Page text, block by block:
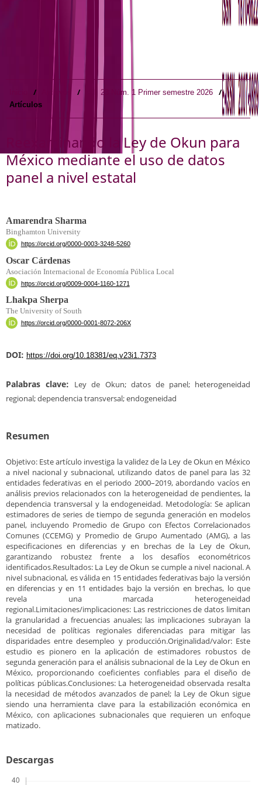
/ Archivos / Vol. 23 Núm. 1 Primer semestre 2026 /
Artículos
Reexaminando la Ley de Okun para
México mediante el uso de datos
panel a nivel estatal
Amarendra Sharma
Binghamton University
https://orcid.org/0000-0003-3248-5260
Oscar Cárdenas
Asociación Internacional de Economía Pública Local
https://orcid.org/0009-0004-1160-1271
Lhakpa Sherpa
The University of South
https://orcid.org/0000-0001-8072-206X
DOI: https://doi.org/10.18381/eq.v23i1.7373
Palabras clave: Ley de Okun; datos de panel; heterogeneidad
regional; dependencia transversal; endogeneidad
Resumen
Objetivo: Este artículo investiga la validez de la Ley de Okun en México
a nivel nacional y subnacional, utilizando datos de panel para las 32
entidades federativas en el periodo 2000–2019, abordando vacíos en
análisis previos relacionados con la heterogeneidad de pendientes, la
dependencia transversal y la endogeneidad. Metodología: Se aplican
estimadores de series de tiempo de segunda generación en modelos
panel, incluyendo Promedio de Grupo con Efectos Correlacionados
Comunes (CCEMG) y Promedio de Grupo Aumentado (AMG), a las
especificaciones en diferencias y en brechas de la Ley de Okun,
garantizando robustez frente a los desafíos econométricos
identificados.Resultados: La Ley de Okun se cumple a nivel nacional. A
nivel subnacional, es válida en 15 entidades federativas bajo la versión
en diferencias y en 11 entidades bajo la versión en brechas, lo que
revela una marcada heterogeneidad
regional.Limitaciones/implicaciones: Las restricciones de datos limitan
la granularidad a frecuencias anuales; las implicaciones subrayan la
necesidad de políticas regionales diferenciadas para mitigar las
disparidades entre desempleo y producción.Originalidad/valor: Este
estudio es pionero en la aplicación de estimadores robustos de
segunda generación para el análisis subnacional de la Ley de Okun en
México, proporcionando coeficientes confiables para el diseño de
políticas públicas.Conclusiones: La heterogeneidad observada resalta
la necesidad de métodos avanzados de panel; la Ley de Okun sigue
siendo una herramienta clave para la estabilización económica en
México, con aplicaciones subnacionales que requieren un enfoque
matizado.
Descargas